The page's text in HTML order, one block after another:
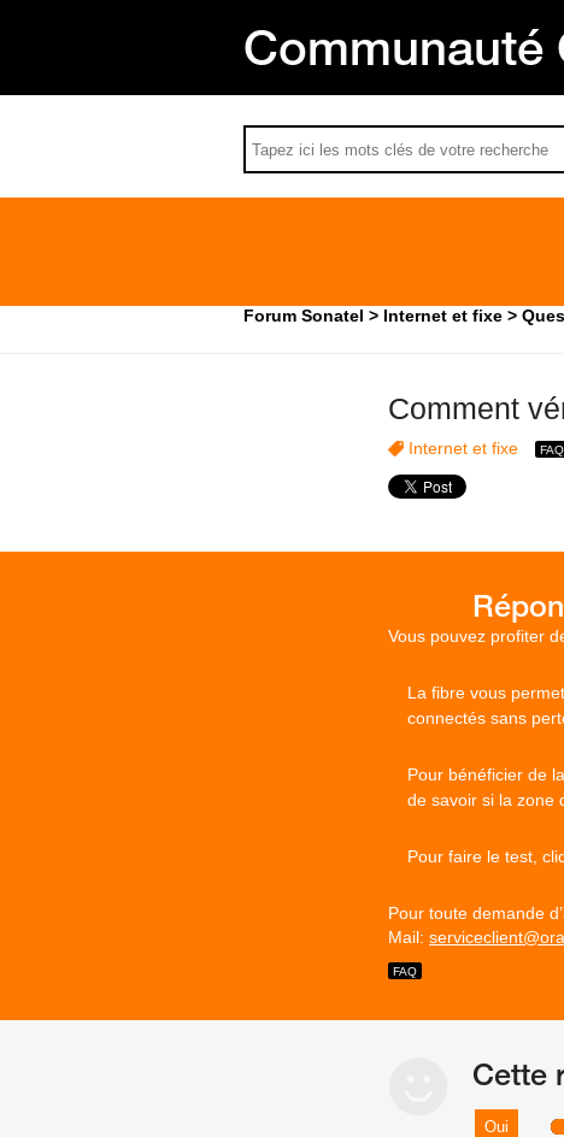
Communauté
Forum Sonatel Internet et fixe
Comment
Internet et fixe
Vous pouvez profiter
La fibre vous
connectés sans
Pour bénéficier de
de savoir si la zone
Pour faire le test,
Pour toute demande
Mail:
Cette
Oui